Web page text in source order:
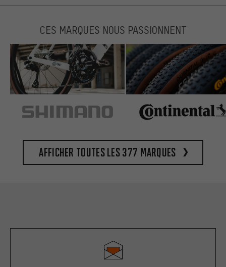
CES MARQUES NOUS PASSIONNENT
Afficher toutes les 377 marques